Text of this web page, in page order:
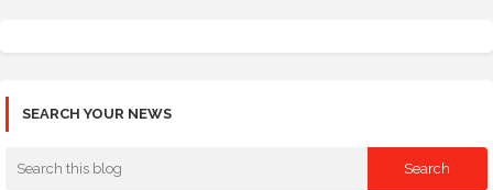
SEARCH YOUR NEWS